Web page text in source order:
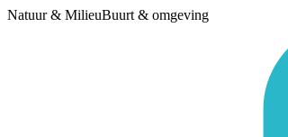
Natuur & MilieuBuurt & omgeving